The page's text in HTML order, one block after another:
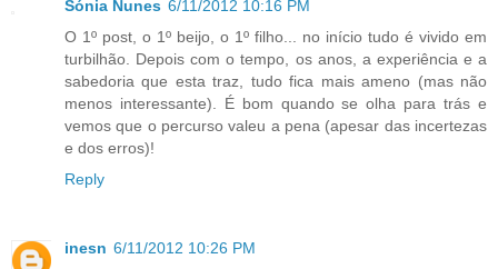
Sónia Nunes 6/11/2012 10:16 PM
O 1º post, o 1º beijo, o 1º filho... no início tudo é vivido em
turbilhão. Depois com o tempo, os anos, a experiência e a
sabedoria que esta traz, tudo fica mais ameno (mas não
menos interessante). É bom quando se olha para trás e
vemos que o percurso valeu a pena (apesar das incertezas
e dos erros)!
Reply
inesn 6/11/2012 10:26 PM